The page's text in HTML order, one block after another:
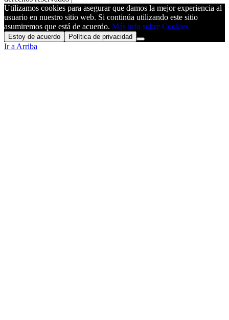
Utilizamos cookies para asegurar que damos la mejor experiencia al
usuario en nuestro sitio web. Si continúa utilizando este sitio
asumiremos que está de acuerdo. Más info sobre Cookies
Estoy de acuerdo Política de privacidad
Ir a Arriba